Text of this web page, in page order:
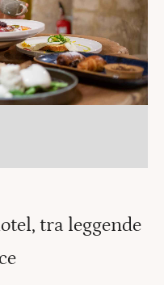
tra leggende